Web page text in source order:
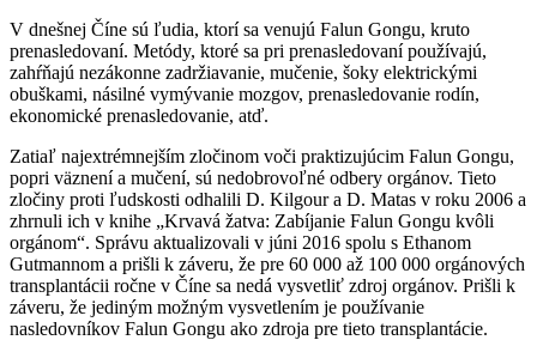
V dnešnej Číne sú ľudia, ktorí sa venujú Falun Gongu, kruto
prenasledovaní. Metódy, ktoré sa pri prenasledovaní používajú,
zahŕňajú nezákonne zadržiavanie, mučenie, šoky elektrickými
obuškami, násilné vymývanie mozgov, prenasledovanie rodín,
ekonomické prenasledovanie, atď.
Zatiaľ najextrémnejším zločinom voči praktizujúcim Falun Gongu,
popri väznení a mučení, sú nedobrovoľné odbery orgánov. Tieto
zločiny proti ľudskosti odhalili D. Kilgour a D. Matas v roku 2006 a
zhrnuli ich v knihe „Krvavá žatva: Zabíjanie Falun Gongu kvôli
orgánom“. Správu aktualizovali v júni 2016 spolu s Ethanom
Gutmannom a prišli k záveru, že pre 60 000 až 100 000 orgánových
transplantácii ročne v Číne sa nedá vysvetliť zdroj orgánov. Prišli k
záveru, že jediným možným vysvetlením je používanie
nasledovníkov Falun Gongu ako zdroja pre tieto transplantácie.